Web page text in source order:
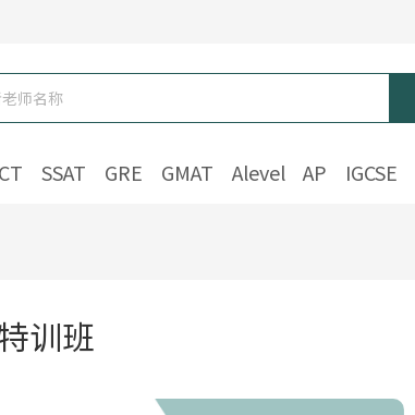
SSAT GRE GMAT Alevel AP IGCSE
训班